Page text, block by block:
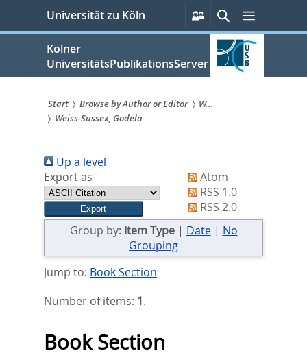
springen
Universität zu Köln
Persönliche
Services
SucheMenü
Kölner
UniversitätsPublikationsServer
Sie
sind
hier:
Start Browse by Author or Editor
W...
Weiss-Sussex, Godela
Up a level
Export as
Atom
RSS 1.0
RSS 2.0
Group by: Item Type| Date| No
Grouping
Jump to: Book Section
Number of items: 1.
Book Section